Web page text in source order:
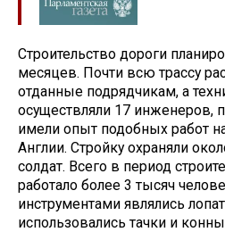
Строительство дороги
месяцев. Почти всю трассу
отданные подрядчикам, а
осуществляли 17 инженеров,
имели опыт подобных работ
Англии. Стройку охраняли
солдат. Всего в период
работало более 3 тысяч
инструментами являлись
использовались тачки и